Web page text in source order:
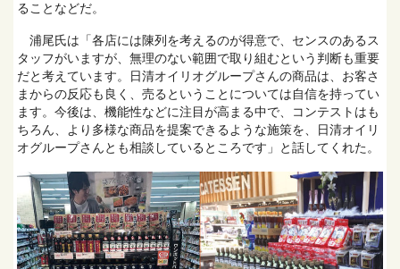
ることなどだ。
浦尾氏は「各店には陳列を考えるのが得意で、センスのあるス
タッフがいますが、無理のない範囲で取り組むという判断も重要
だと考えています。日清オイリオグループさんの商品は、お客さ
まからの反応も良く、売るということについては自信を持ってい
ます。今後は、機能性などに注目が高まる中で、コンテストはも
ちろん、より多様な商品を提案できるような施策を、日清オイリ
オグループさんとも相談しているところです」と話してくれた。